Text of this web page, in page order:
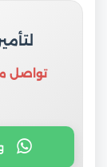
تواصل